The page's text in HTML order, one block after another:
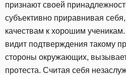
признают своей
субъективно приравнивая
качествам к хорошим
видит подтверждения такому
стороны окружающих, вызывает
протеста. Считая себя